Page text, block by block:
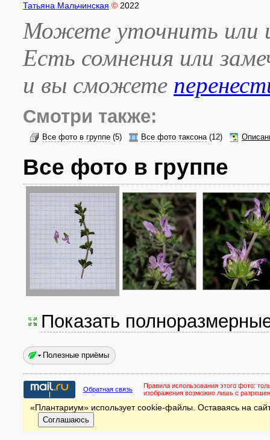
Татьяна Мальчинская © 2022
Можете уточнить или
Есть сомнения или
и вы сможете
Смотри также:
Все фото в группе (5) Все фото таксона(12)
Все фото в группе
Показать
Полезные приёмы
Обратная связь Правила использования этого фото:
изображения возможно лишь с
«Плантариум» использует cookie-файлы. Оставаясь на
Соглашаюсь